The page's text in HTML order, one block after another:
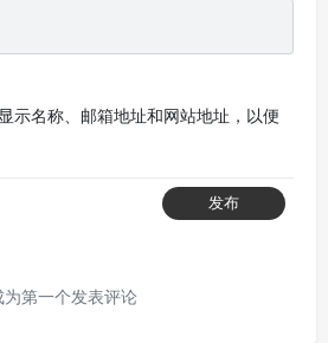
示名称、邮箱地址和网站地址，以便
发布
为第一个发表评论